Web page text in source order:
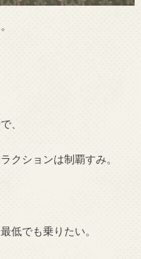
、
クションは制覇すみ。
低でも乗りたい。